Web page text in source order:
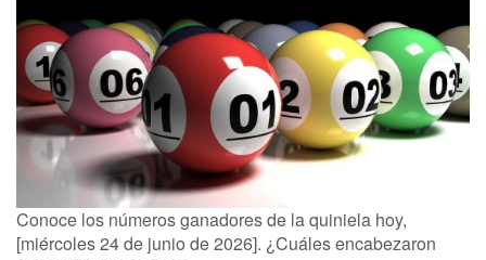
Conoce los números ganadores de la quiniela hoy,
[miércoles 24 de junio de 2026]. ¿Cuáles encabezaron